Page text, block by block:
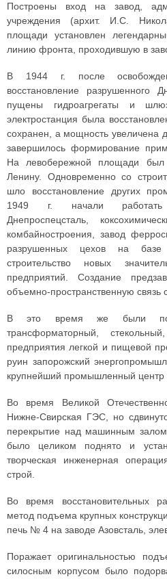
Построены вход на завод,
учреждения (архит. И.С.
площади установлен
линию фронта, проходившую в
В 1944 г. после
восстановление разрушенного
пущены гидроагрегаты и
электростанция была
сохранен, а мощность увеличена
завершилось формирование
На левобережной площади был
Ленину. Одновременно со
шло восстановление других
1949 г. начали работать
Днепроспецсталь,
комбайностроения, завод
разрушенных цехов на
строительство новых
предприятий. Создание
объемно-пространственную связь
В это время же были
трансформаторный,
предприятия легкой и пищевой
руин запорожский
крупнейший промышленный центр
Во время Великой
Нижне-Свирская ГЭС, но
перекрытие над машинным
было целиком поднято и
творческая инженерная
строй.
Во время восстановительных
метод подъема крупных
печь № 4 на заводе Азовсталь,
Поражает оригинальностью
силосным корпусом было